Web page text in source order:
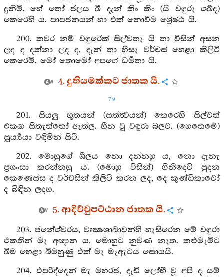
දුනිමි. හේ තෝ ජලය බී දැන් කිං කිං (යි වඳුරු ශබ්ද)
කෙරෙහි ය. පාපජනයන් හා එක් නොවීම ශ්‍රේෂ්ඨ යි.
200. කවර නම් වඳුරෙක් සිල්වතැ යි තා විසින් අසන
ලද ද දක්නා ලද ද, දැන් තා හිසැ වර්චස් හෙළා කිලිටි
කෙරෙමි. මෝ තොමෝ අපගේ ධර්‍මතා යි.
4. දුතියමක්කට ජාතක යි.
79
201. සියලු භූතයන් (සත්ත්‍වයන්) කෙරෙහි සිල්වත්
එකඟ සිතැත්තෝ ඇත්ල. හීන වූ වඳුරා බලව. (හෙතෙමේ)
සූර්‍ය්‍යයා වඳිමින් සිටී.
202. මොහුගේ ශීලය නො දන්නහු ය, නො දැනැ
ප්‍රශංසා කරන්නහු ය. (මොහු විසින්) ගිනිදෙවි පුදන
කෙණෙස්ස ද වර්චසින් කිලිටි කරන ලද, දෙ කුණ්ඩිකාවෝ
ද බිඳින ලදහ.
5. ආදිච්චුපට්ඨාන ජාතක යි.
203. ජනේශ්වරය, වෘක්‍ෂශාඛාවන්හි හැසිරෙන මේ වඳුරා
එකතින් මැ අඥාන ය, මොහුට නුවණ නැත. කළුමෑමිට
බිම හෙළා බිමහුණු එක් මැ මෑඇටය සොයයි.
204. එපරිද්දෙන් මැ මහරජ, දැඩි ලෝභී වූ අපි ද යම්